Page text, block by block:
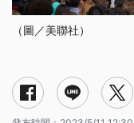
（圖／美聯社）